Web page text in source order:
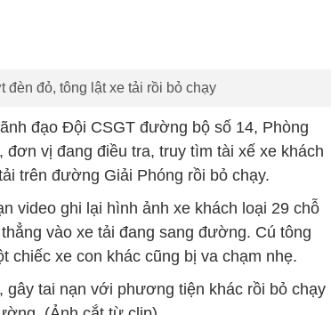
đèn đỏ, tông lật xe tải rồi bỏ chạy
đạo Đội CSGT đường bộ số 14, Phòng
đơn vị đang điều tra, truy tìm tài xế xe khách
trên đường Giải Phóng rồi bỏ chạy.
video ghi lại hình ảnh xe khách loại 29 chỗ
vào xe tải đang sang đường. Cú tông
chiếc xe con khác cũng bị va chạm nhẹ.